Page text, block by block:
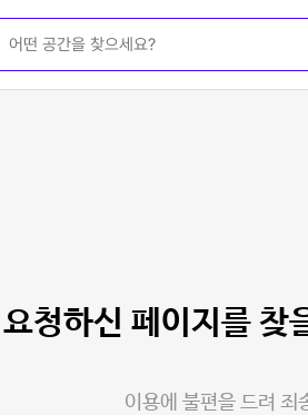
요청하신 페이지를 찾
이용에 불편을 드려 죄